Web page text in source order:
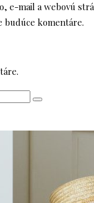
e-mail a webovú
budúce komentáre.